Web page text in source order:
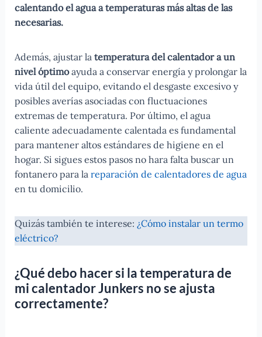
calentando el agua a temperaturas más altas de las
necesarias.
Además, ajustar latemperatura del calentador a un
nivel óptimoayuda a conservar energía y prolongar la
vida útil del equipo, evitando el desgaste excesivo y
posibles averías asociadas con fluctuaciones
extremas de temperatura. Por último, el agua
caliente adecuadamente calentada es fundamental
para mantener altos estándares de higiene en el
hogar. Si sigues estos pasos no hara falta buscar un
fontanero para la reparación de calentadores de agua
en tu domicilio.
Quizás también te interese: ¿Cómo instalar un termo
eléctrico?
¿Qué debo hacer si la temperatura de
mi calentador Junkers no se ajusta
correctamente?